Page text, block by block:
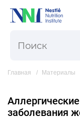
Главная Материалы
заболевания